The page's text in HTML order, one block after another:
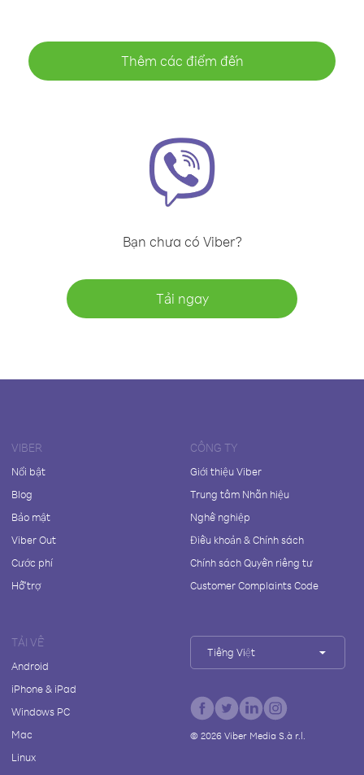
Thêm các điểm đến
Bạn chưa có Viber?
Tải ngay
VIBER
Nổi bật
Blog
Bảo mật
Viber Out
Cước phí
Hỗ trợ
CÔNG TY
Giới thiệu Viber
Trung tâm Nhãn hiệu
Nghề nghiệp
Điều khoản & Chính sách
Chính sách Quyền riêng tư
Customer Complaints Code
TẢI VỀ
Android
iPhone & iPad
Windows PC
Mac
Linux
Tiếng Việt
© 2026Viber Media S.à r.l.